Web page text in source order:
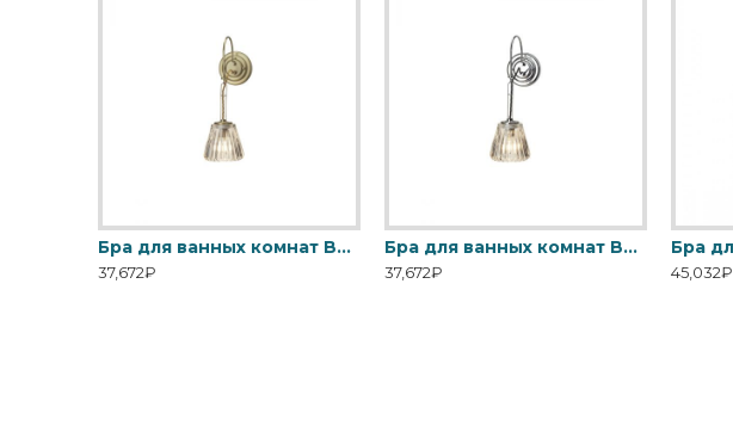
Бра для ванных комнат BATH-DEMELZA-BB Elstead, арт. BATH-DEMELZA-BB
37,672₽
Бра для ванных комнат BATH-DEMELZA-PC Elstead, арт. BATH-DEMELZA-PC
37,672₽ 45,032₽